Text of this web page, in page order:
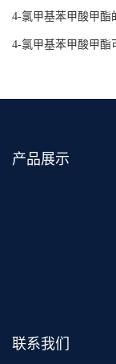
4-氯甲基苯甲酸甲酯
4-氯甲基苯甲酸甲酯
产品展示
联系我们